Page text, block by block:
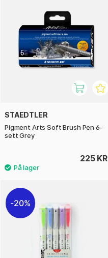
STAEDTLER
Pigment Arts Soft Brush Pen 6-
sett Grey
225 KR
20%